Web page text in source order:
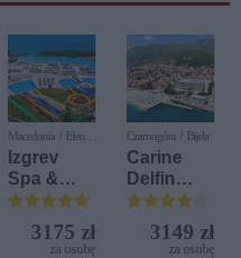
Macedonia / Elen
Kamen
Izgrev
Spa &
Aquapark
3175 zł
za osobę
Czarnogóra / Bijela
Carine
Delfin
Bijela (ex.
Iberostar
Bijela
3149 zł
za osobę